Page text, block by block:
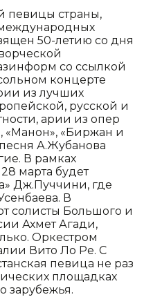
певицы страны,
50-летию со дня
со ссылкой
концерте
из лучших
русской и
арии из опер
«Манон», «Биржан и
А.Жубанова
В рамках
марта будет
Дж.Пуччини, где
В
солисты Большого и
Ахмет Агади,
Оркестром
Вито Ло Ре. С
певица не раз
площадках
зарубежья.